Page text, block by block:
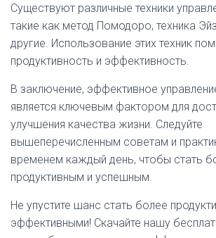
Существуют различные техники
такие как метод Помодоро, техника
другие. Использование этих техник
продуктивность и эффективность.
В заключение, эффективное
является ключевым фактором для
улучшения качества жизни. Следуйте
вышеперечисленным советам и
временем каждый день, чтобы стать
продуктивным и успешным.
Не упустите шанс стать более
эффективными! Скачайте нашу